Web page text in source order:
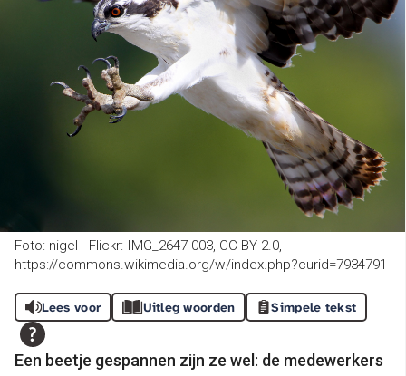
Foto: nigel - Flickr: IMG_2647-003, CC BY 2.0,
https://commons.wikimedia.org/w/index.php?curid=7934791
Lees voor Uitleg woorden Simpele tekst
Een beetje gespannen zijn ze wel: de medewerkers